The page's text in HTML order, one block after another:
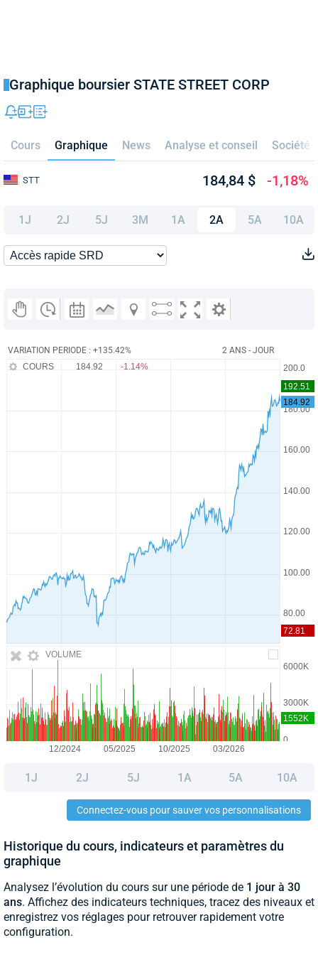
Graphique boursier STATE STREET CORP
Cours Graphique News Analyse et conseil Société
STT 184,84 $ -1,18%
1J 2J 5J 3M 1A 2A 5A 10A
VARIATION PERIODE : +135.42% 2 ANS - JOUR
VOLUME
COURS 184.92 -1.14%
1J 2J 5J 1A 5A 10A
Connectez-vous pour sauver vos personnalisations
Historique du cours, indicateurs et paramètres du
graphique
Analysez l’évolution du cours sur une période de 1 jour à 30
ans. Affichez des indicateurs techniques, tracez des niveaux et
enregistrez vos réglages pour retrouver rapidement votre
configuration.